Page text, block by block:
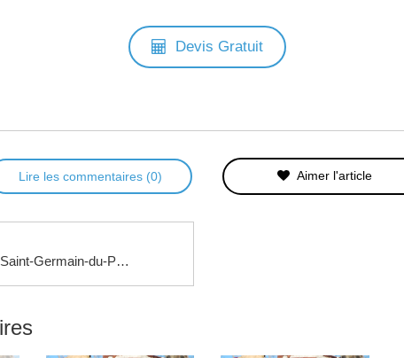
Devis Gratuit
Lire les commentaires (0) Aimer l'article
Couvreur à Saint-Germain-du-Puy (18390)- Travaux de couverture